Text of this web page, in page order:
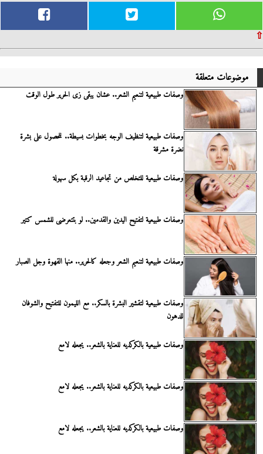
⇧
موضوعات متعلقة
وصفات طبيعية لتنعيم الشعر.. عشان يبقى زى الحرير طول الوقت
وصفات طبيعية لتنظيف الوجه بخطوات بسيطة.. للحصول على بشرة
نضرة مشرقة
وصفات طبيعية للتخلص من تجاعيد الرقبة بكل سهولة
وصفات طبيعية لتفتيح اليدين والقدمين.. لو بتتعرضى للشمس كتير
وصفات طبيعية لتنعيم الشعر وجعله كالحرير.. منها القهوة وجل الصبار
وصفات طبيعية لتقشير البشرة بالسكر.. مع الليمون للتفتيح والشوفان
للدهون
وصفات طبيعية بالكركديه للعناية بالشعر.. يجعله لامع
وصفات طبيعية بالكركديه للعناية بالشعر.. يجعله لامع
وصفات طبيعية بالكركديه للعناية بالشعر.. يجعله لامع